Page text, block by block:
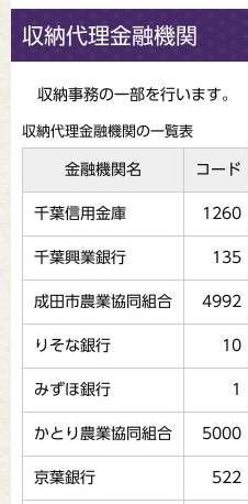
収納代理金融機関
収納事務の一部を行います。
収納代理金融機関の一覧表
金融機関名 コード
千葉信用金庫 1260
千葉興業銀行 135
成田市農業協同組合 4992
りそな銀行 10
みずほ銀行 1
かとり農業協同組合 5000
京葉銀行 522